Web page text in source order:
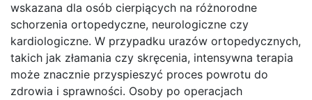
wskazana dla osób cierpiących na różnorodne
schorzenia ortopedyczne, neurologiczne czy
kardiologiczne. W przypadku urazów ortopedycznych,
takich jak złamania czy skręcenia, intensywna terapia
może znacznie przyspieszyć proces powrotu do
zdrowia i sprawności. Osoby po operacjach